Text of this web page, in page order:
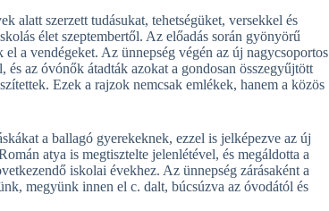
alatt szerzett tudásukat, tehetségüket, versekkel és
élet szeptembertől. Az előadás során gyönyörű
a vendégeket. Az ünnepség végén az új nagycsoportos
az óvónők átadták azokat a gondosan összegyűjtött
Ezek a rajzok nemcsak emlékek, hanem a közös
a ballagó gyerekeknek, ezzel is jelképezve az új
atya is megtisztelte jelenlétével, és megáldotta a
iskolai évekhez. Az ünnepség zárásaként a
megyünk innen el c. dalt, búcsúzva az óvodától és